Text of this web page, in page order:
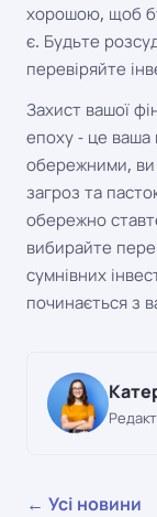
хорошою, щоб
є. Будьте
перевіряйте
Захист вашої
епоху - це ваша
обережними, ви
загроз та
обережно
вибирайте
сумнівних
починається з
← Усі новини